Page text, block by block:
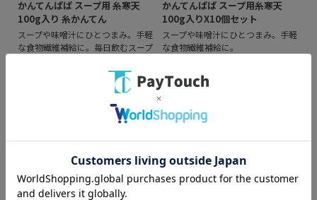
かんてんぱぱ スープ用 糸寒天
100g入り 糸かんてん
スープや味噌汁にひとつまみ。手軽
な食物繊維補給に。毎日飲むスープ
食物繊維の補給ができます。サラダ
や和え物にも幅広くお使いくださ
かんてんぱぱ スープ用糸寒天
100g入りX10個セット
スープや味噌汁にひとつまみ。手軽
な食物繊維補給に。
スマートフォン